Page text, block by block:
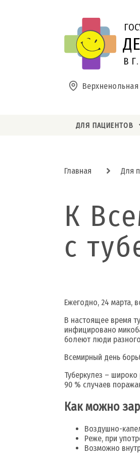
В
ДЛЯ ПАЦИЕНТОВ
Главная Для
К
с
Ежегодно, 24 марта,
В настоящее время
инфицировано
болеют люди
Всемирный день
Туберкулез –
90 % случаев
Как можно
Воздушно-
Реже, при
Возможно